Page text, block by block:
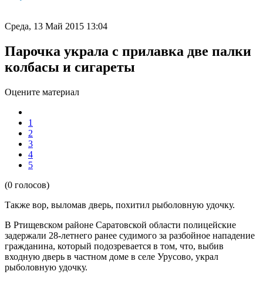
Среда, 13 Май 2015 13:04
Парочка украла с прилавка две палки
колбасы и сигареты
Оцените материал
1
2
3
4
5
(0 голосов)
Также вор, выломав дверь, похитил рыболовную удочку.
В Ртищевском районе Саратовской области полицейские
задержали 28-летнего ранее судимого за разбойное нападение
гражданина, который подозревается в том, что, выбив
входную дверь в частном доме в селе Урусово, украл
рыболовную удочку.